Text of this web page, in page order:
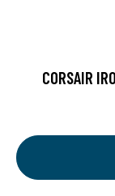
CORSAIR